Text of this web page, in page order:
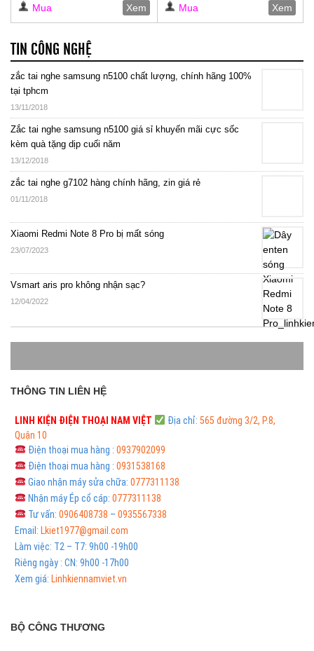
Mua Xem Mua Xem
TIN CÔNG NGHỆ
zắc tai nghe samsung n5100 chất lượng, chính hãng 100%
tại tphcm
13/11/2018
Zắc tai nghe samsung n5100 giá sỉ khuyến mãi cực sốc
kèm quà tặng dịp cuối năm
13/12/2018
zắc tai nghe g7102 hàng chính hãng, zin giá rẻ
01/11/2018
Xiaomi Redmi Note 8 Pro bị mất sóng
23/07/2023
Vsmart aris pro không nhận sạc?
12/04/2022
THÔNG TIN LIÊN HỆ
LINH KIỆN ĐIỆN THOẠI NAM VIỆT Địa chỉ: 565 đường 3/2, P.8,
Quận 10
Điện thoại mua hàng : 0937902099
Điện thoại mua hàng : 0931538168
Giao nhận máy sửa chữa: 0777311138
Nhận máy Ép cổ cáp: 0777311138
Tư vấn: 0906408738 – 0935567338
Email: Lkiet1977@gmail.com
Làm việc: T2 – T7: 9h00 -19h00
Riêng ngày : CN: 9h00 -17h00
Xem giá: Linhkiennamviet.vn
BỘ CÔNG THƯƠNG